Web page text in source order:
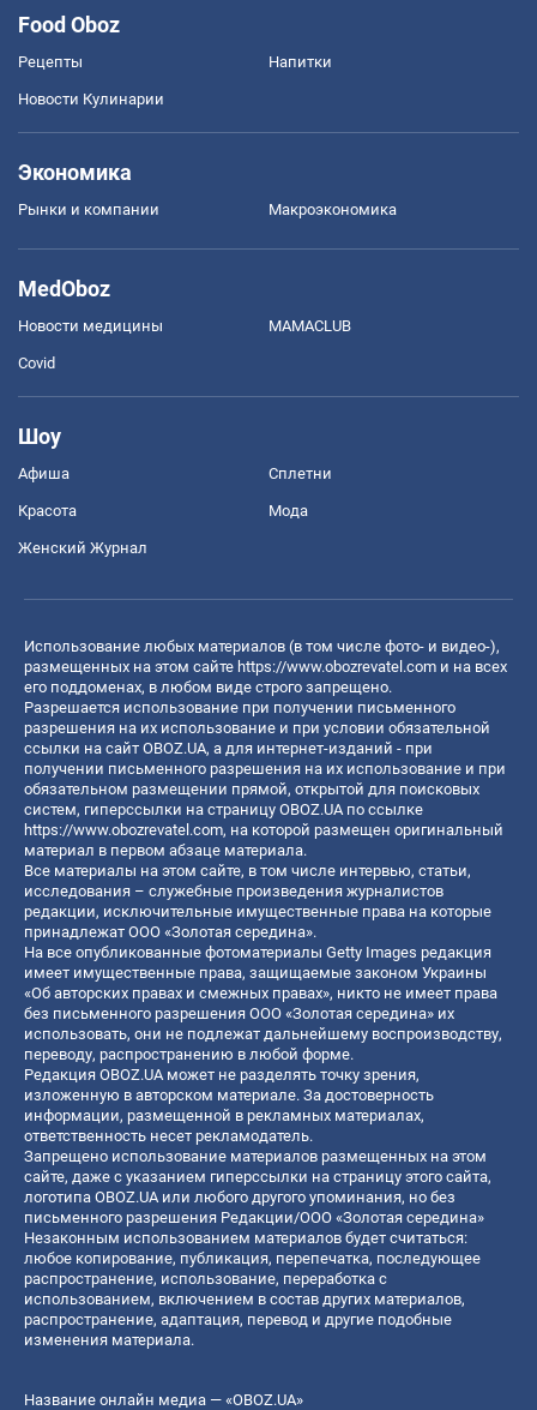
Food Oboz
Рецепты Напитки
Новости Кулинарии
Экономика
Рынки и компании Mакроэкономика
MedOboz
Новости медицины MAMACLUB
Covid
Шоу
Афиша Сплетни
Красота Мода
Женский Журнал
Использование любых материалов (в том числе фото- и видео-),
размещенных на этом сайте https://www.obozrevatel.com и на всех
его поддоменах, в любом виде строго запрещено.
Разрешается использование при получении письменного
разрешения на их использование и при условии обязательной
ссылки на сайт OBOZ.UA, а для интернет-изданий - при
получении письменного разрешения на их использование и при
обязательном размещении прямой, открытой для поисковых
систем, гиперссылки на страницу OBOZ.UA по ссылке
https://www.obozrevatel.com, на которой размещен оригинальный
материал в первом абзаце материала.
Все материалы на этом сайте, в том числе интервью, статьи,
исследования – служебные произведения журналистов
редакции, исключительные имущественные права на которые
принадлежат ООО «Золотая середина».
На все опубликованные фотоматериалы Getty Images редакция
имеет имущественные права, защищаемые законом Украины
«Об авторских правах и смежных правах», никто не имеет права
без письменного разрешения ООО «Золотая середина» их
использовать, они не подлежат дальнейшему воспроизводству,
переводу, распространению в любой форме.
Редакция OBOZ.UA может не разделять точку зрения,
изложенную в авторском материале. За достоверность
информации, размещенной в рекламных материалах,
ответственность несет рекламодатель.
Запрещено использование материалов размещенных на этом
сайте, даже с указанием гиперссылки на страницу этого сайта,
логотипа OBOZ.UA или любого другого упоминания, но без
письменного разрешения Редакции/ООО «Золотая середина»
Незаконным использованием материалов будет считаться:
любое копирование, публикация, перепечатка, последующее
распространение, использование, переработка с
использованием, включением в состав других материалов,
распространение, адаптация, перевод и другие подобные
изменения материала.
Название онлайн медиа — «OBOZ.UA»